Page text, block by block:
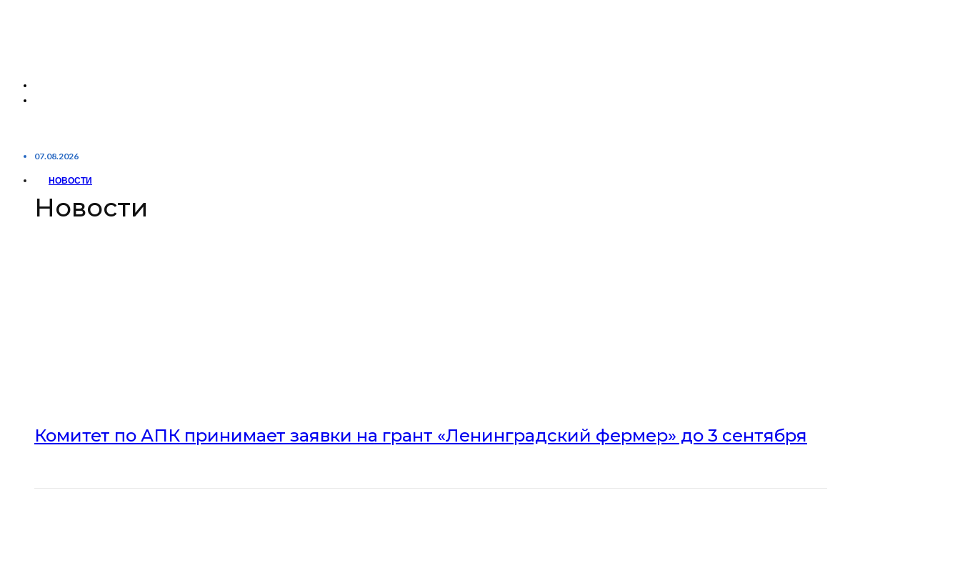
07.08.2026
НОВОСТИ
Новости
Комитет по АПК принимает заявки на грант «Ленинградский фермер» до 3 сентября